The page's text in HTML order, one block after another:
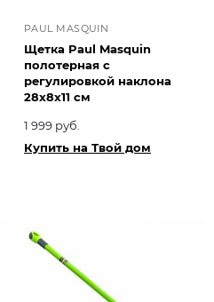
PAUL MASQUIN
Щетка Paul Masquin
полотерная с
регулировкой наклона
28х8х11 см
1 999 руб.
Купить на Твой дом